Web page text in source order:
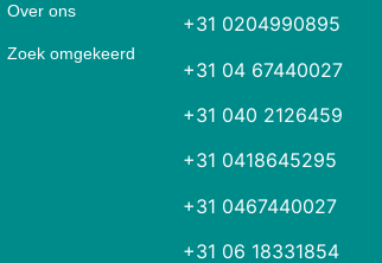
Over ons
Zoek omgekeerd
+31 0204990895
+31 04 67440027
+31 040 2126459
+31 0418645295
+31 0467440027
+31 06 18331854